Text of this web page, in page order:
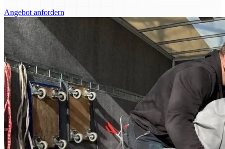
Angebot anfordern